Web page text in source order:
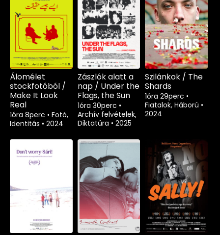
Álomélet
stockfotóból /
Make It Look
Real
1óra 8perc • Fotó,
Identitás • 2024
Zászlók alatt a
nap / Under the
Flags, the Sun
1óra 30perc •
Archív felvételek,
Diktatúra • 2025
Szilánkok / The
Shards
1óra 29perc •
Fiatalok, Háború •
2024